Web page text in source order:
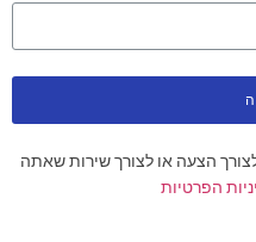
הצעה או לצורך שירות שאתה
הפרטיות